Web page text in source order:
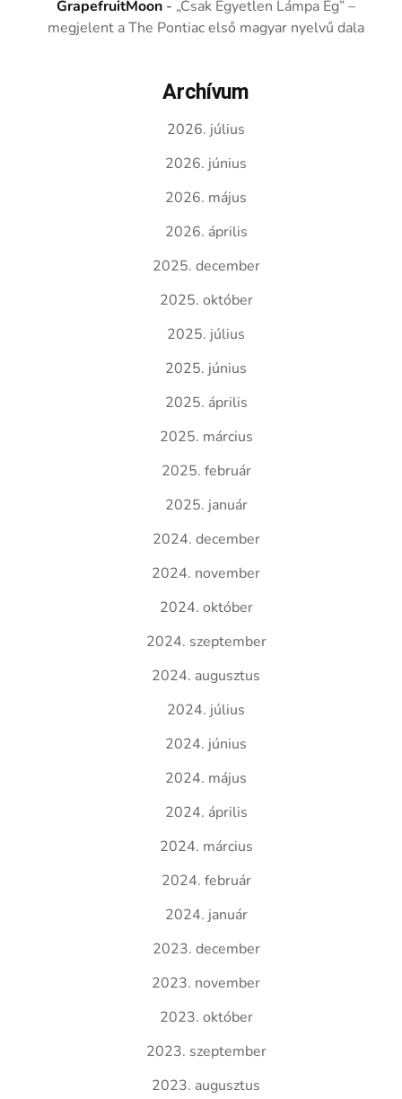
GrapefruitMoon - „Csak Egyetlen Lámpa Ég” –
megjelent a The Pontiac első magyar nyelvű dala
Archívum
2026. július
2026. június
2026. május
2026. április
2025. december
2025. október
2025. július
2025. június
2025. április
2025. március
2025. február
2025. január
2024. december
2024. november
2024. október
2024. szeptember
2024. augusztus
2024. július
2024. június
2024. május
2024. április
2024. március
2024. február
2024. január
2023. december
2023. november
2023. október
2023. szeptember
2023. augusztus